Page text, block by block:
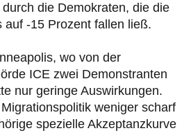
die Demokraten, die die
auf -15 Prozent fallen ließ.
wo von der
ICE zwei Demonstranten
nur geringe Auswirkungen.
weniger scharf
spezielle Akzeptanzkurve